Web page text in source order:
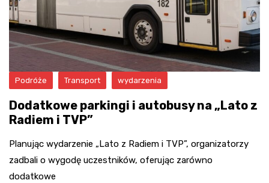
Podróże Transport wydarzenia
Dodatkowe parkingi i autobusy na „Lato z
Radiem i TVP”
Planując wydarzenie „Lato z Radiem i TVP”, organizatorzy
zadbali o wygodę uczestników, oferując zarówno
dodatkowe